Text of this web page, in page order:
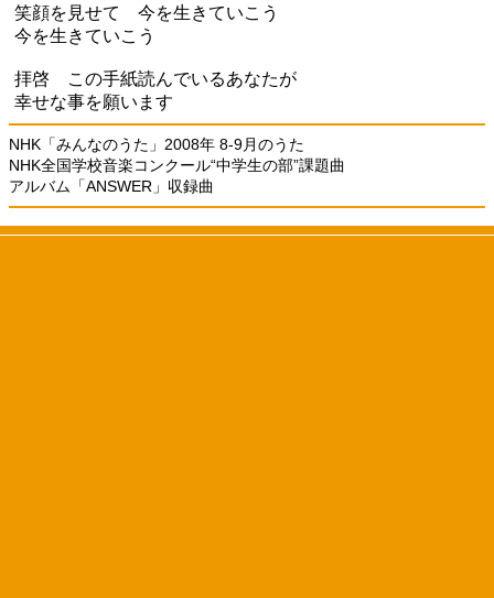
笑顔を見せて 今を生きていこう
今を生きていこう
拝啓 この手紙読んでいるあなたが
幸せな事を願います
NHK「みんなのうた」2008年 8-9月のうた
NHK全国学校音楽コンクール“中学生の部”課題曲
アルバム「ANSWER」収録曲